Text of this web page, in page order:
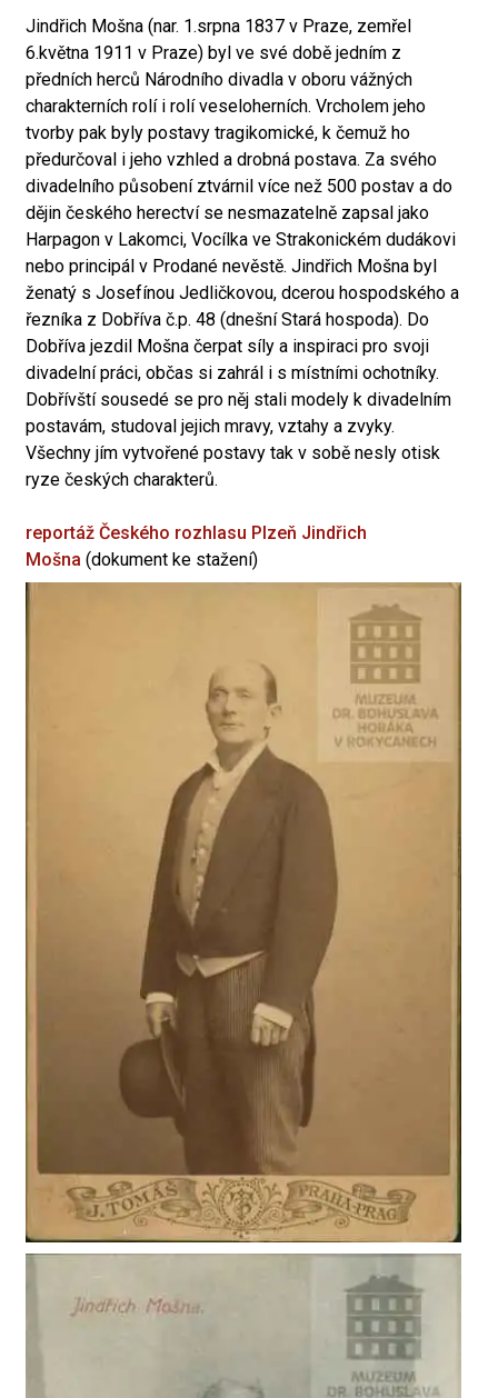
Jindřich Mošna (nar. 1.srpna 1837 v Praze, zemřel
6.května 1911 v Praze) byl ve své době jedním z
předních herců Národního divadla v oboru vážných
charakterních rolí i rolí veseloherních. Vrcholem jeho
tvorby pak byly postavy tragikomické, k čemuž ho
předurčoval i jeho vzhled a drobná postava. Za svého
divadelního působení ztvárnil více než 500 postav a do
dějin českého herectví se nesmazatelně zapsal jako
Harpagon v Lakomci, Vocílka ve Strakonickém dudákovi
nebo principál v Prodané nevěstě. Jindřich Mošna byl
ženatý s Josefínou Jedličkovou, dcerou hospodského a
řezníka z Dobříva č.p. 48 (dnešní Stará hospoda). Do
Dobříva jezdil Mošna čerpat síly a inspiraci pro svoji
divadelní práci, občas si zahrál i s místními ochotníky.
Dobřívští sousedé se pro něj stali modely k divadelním
postavám, studoval jejich mravy, vztahy a zvyky.
Všechny jím vytvořené postavy tak v sobě nesly otisk
ryze českých charakterů.
reportáž Českého rozhlasu Plzeň Jindřich
Mošna (dokument ke stažení)